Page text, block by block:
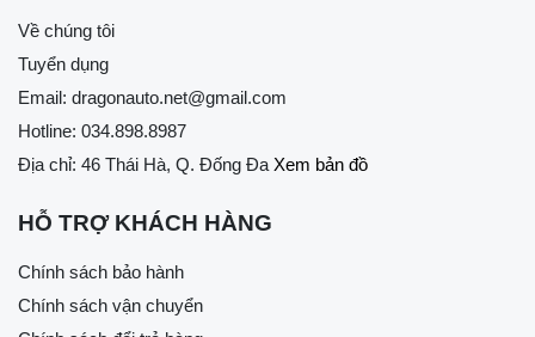
Về chúng tôi
Tuyển dụng
Email: dragonauto.net@gmail.com
Hotline: 034.898.8987
Địa chỉ: 46 Thái Hà, Q. Đống Đa Xem bản đồ
HỖ TRỢ KHÁCH HÀNG
Chính sách bảo hành
Chính sách vận chuyển